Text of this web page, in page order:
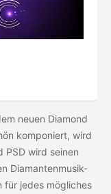
neuen Diamond
komponiert, wird
PSD wird seinen
Diamantenmusik-
für jedes mögliches